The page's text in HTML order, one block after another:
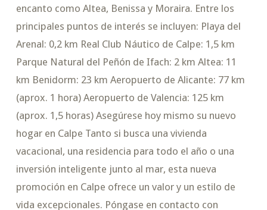
encanto como Altea, Benissa y Moraira. Entre los
principales puntos de interés se incluyen: Playa del
Arenal: 0,2 km Real Club Náutico de Calpe: 1,5 km
Parque Natural del Peñón de Ifach: 2 km Altea: 11
km Benidorm: 23 km Aeropuerto de Alicante: 77 km
(aprox. 1 hora) Aeropuerto de Valencia: 125 km
(aprox. 1,5 horas) Asegúrese hoy mismo su nuevo
hogar en Calpe Tanto si busca una vivienda
vacacional, una residencia para todo el año o una
inversión inteligente junto al mar, esta nueva
promoción en Calpe ofrece un valor y un estilo de
vida excepcionales. Póngase en contacto con